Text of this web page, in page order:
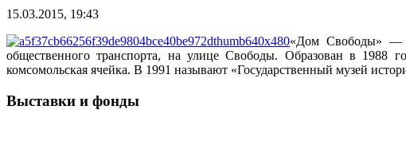
15.03.2015, 19:43
«Дом Свободы» —
общественного транспорта, на улице Свободы. Образован в 1988
комсомольская ячейка. В 1991 называют «Государственный музей
Выставки и фонды